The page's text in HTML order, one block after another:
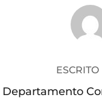
AUTOR DE LA
ESCRITO
Departamento